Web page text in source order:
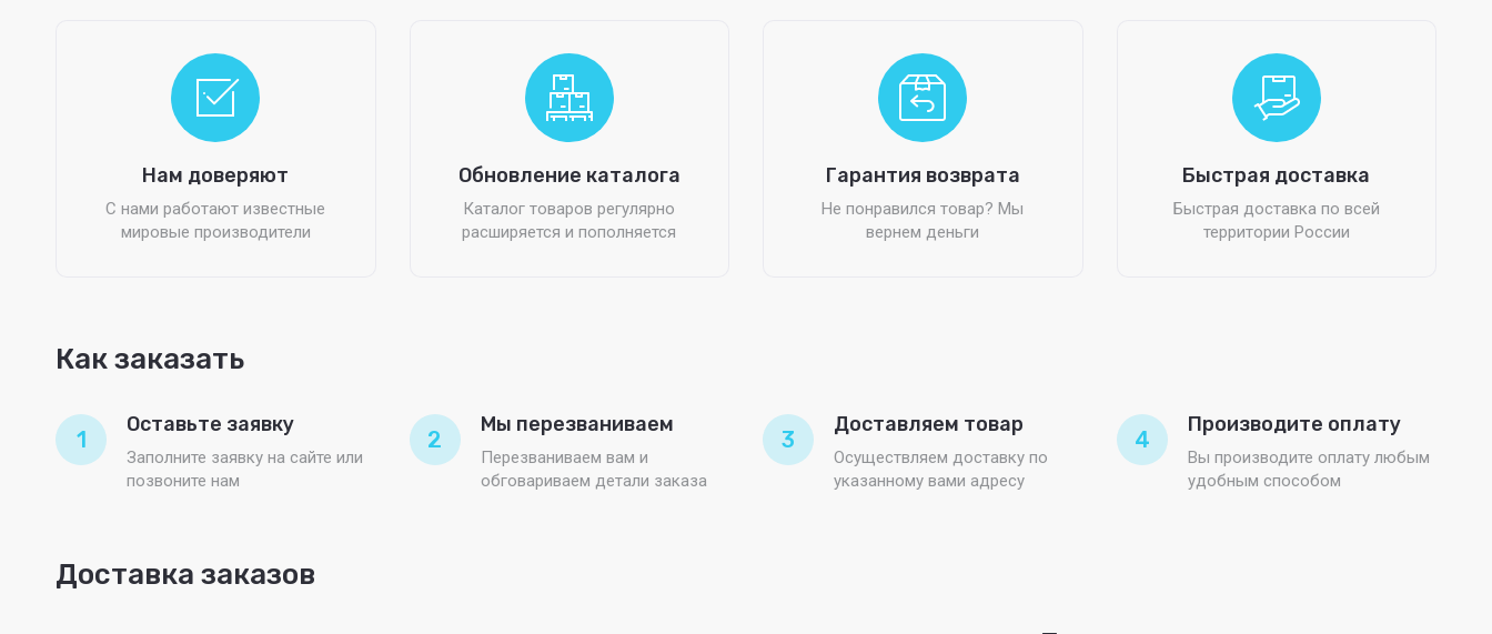
Нам доверяют
С нами работают известные
мировые производители
Обновление каталога
Каталог товаров регулярно
расширяется и пополняется
Гарантия возврата
Не понравился товар? Мы
вернем деньги
Быстрая доставка
Быстрая доставка по всей
территории России
Как заказать
1
Оставьте заявку
Заполните заявку на сайте или
позвоните нам
2
Мы перезваниваем
Перезваниваем вам и
обговариваем детали заказа
3
Доставляем товар
Осуществляем доставку по
указанному вами адресу
4
Производите оплату
Вы производите оплату любым
удобным способом
Доставка заказов